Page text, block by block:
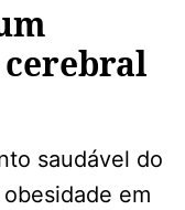
saudável do
em